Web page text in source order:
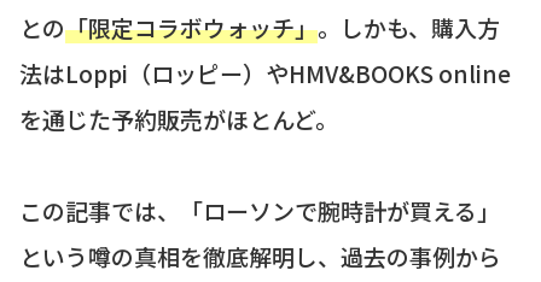
との「限定コラボウォッチ」。しかも、購入方
法はLoppi（ロッピー）やHMV&BOOKS online
を通じた予約販売がほとんど。
この記事では、「ローソンで腕時計が買える」
という噂の真相を徹底解明し、過去の事例から